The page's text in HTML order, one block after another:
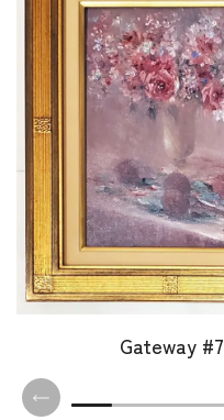
Gateway #7